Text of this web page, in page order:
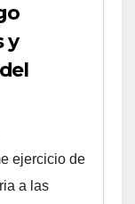
y
ejercicio de
a las